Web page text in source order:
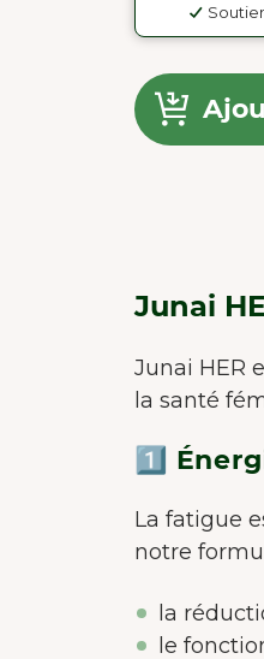
Junai
Junai HER
la santé
1️⃣
La fatigue
notre
la
le